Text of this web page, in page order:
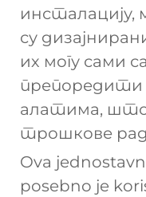
су
их могу сами
алатима,
трошкове
Ova
posebno je